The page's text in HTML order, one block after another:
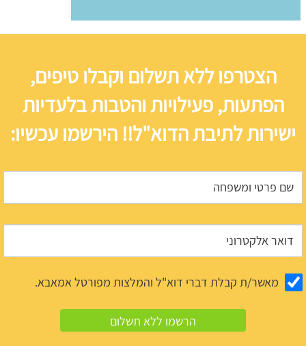
הצטרפו ללא תשלום וקבלו טיפים,
הפתעות, פעילויות והטבות בלעדיות
ישירות לתיבת הדוא"ל!! הירשמו עכשיו:
מאשר/ת קבלת דברי דוא"ל והמלצות מפורטל אמאבא.